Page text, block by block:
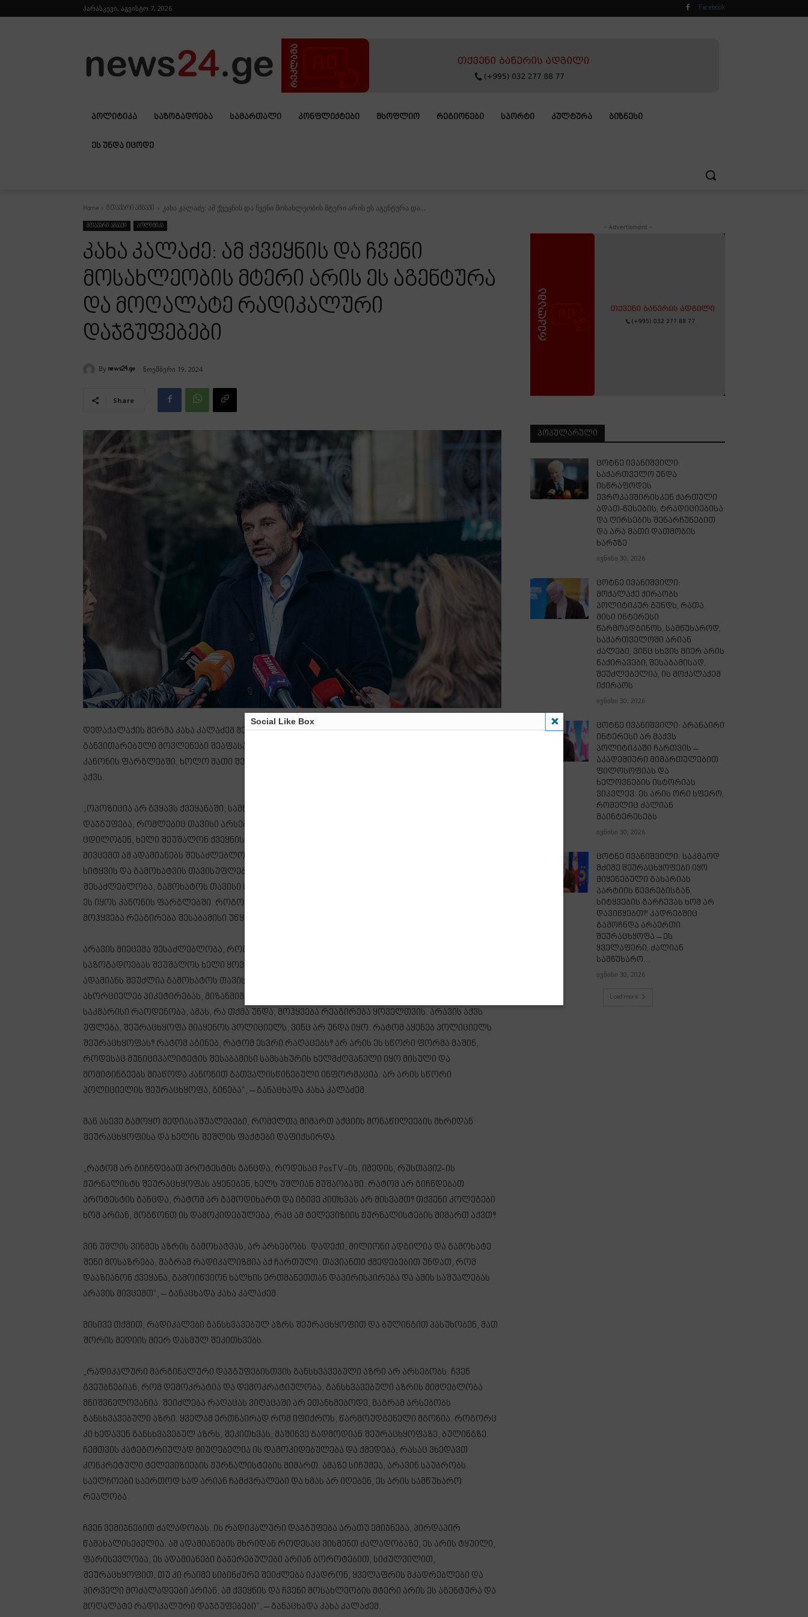
პარასკევი, აგვისტო 7, 2026 Facebook
ᲞᲝᲚᲘᲢᲘᲙᲐ ᲡᲐᲖᲝᲒᲐᲓᲝᲔᲑᲐ ᲡᲐᲛᲐᲠᲗᲐᲚᲘ ᲙᲝᲜᲤᲚᲘᲥᲢᲔᲑᲘ ᲛᲡᲝᲤᲚᲘᲝ ᲠᲔᲒᲘᲝᲜᲔᲑᲘ ᲡᲞᲝᲠᲢᲘ ᲙᲣᲚᲢᲣᲠᲐ ᲑᲘᲖᲜᲔᲡᲘ
ᲔᲡ ᲣᲜᲓᲐ ᲘᲪᲝᲓᲔ
Home მთავარი ამბავი კახა კალაძე: ამ ქვეყნის და ჩვენი მოსახლეობის მტერი არის ეს აგენტურა და...
მთავარი ამბავი პოლიტიკა
კახა კალაძე: ამ ქვეყნის და ჩვენი
მოსახლეობის მტერი არის ეს აგენტურა
და მოღალატე რადიკალური
დაჯგუფებები
By news24.ge ნოემბერი 19, 2024
Share
დედაქალაქის მერმა კახა კალაძემ მედიასთან ჭავჭავაძისა და მელიქიშვილის გამზირებზე
განვითარებული მოვლენები შეაფასა და აღნიშნა, რომ სამართალდამცავები მოქმედებენ
კანონის ფარგლებში, ხოლო მათი შეურაცხყოფისა და კანონის დარღვევის უფლება არავის
აქვს.
„ოპოზიცია არ გვყავს ქვეყანაში, სამწუხაროდ. გვყავს რადიკალების და მარგინალების
დაჯგუფება, რომლებიც თავისი არსებობით ხელს უშლიან ქვეყნის განვითარებას. ყოველთვის
ცდილობენ, ხელი შეუშალონ ქვეყნის გაძლიერებას, ეკონომიკურ წინსვლას, თუმცა ჩვენ არ
მივცემთ ამ ადამიანებს შესაძლებლობას, ქვეყანა დააზიანონ. რაც შეეხება აქციებს, დღეს
სიტყვის და გამოხატვის თავისუფლება ქვეყანაში დაცულია. ნებისმიერ ადამიანს აქვს
შესაძლებლობა, გამოხატოს თავისი მოსაზრება სხვადასხვა ფორმით, მაგრამ მთავარი არის,
ეს იყოს კანონის ფარგლებში. როგორც კი ვნახავთ კანონის გადაცდომას, ამას, რა თქმა უნდა,
მოჰყვება რეაგირება შესაბამისი უწყებების მხრიდან.
არავის მიეცემა შესაძლებლობა, რომ ქვეყანაში დაარღვიოს კანონი, მოაწყოს პიკეტირება და
საზოგადოებას შეუშალოს ხელი ყოველდღიურ ცხოვრებაში. არსებობს კანონი და ნებისმიერ
ადამიანს შეუძლია გამოხატოს თავისი მოსაზრება. როდესაც შენ მიზანმიმართულად
ახორციელებ პიკეტირებას, მიზანმიმართულად კეტავ გზებს, მაშინ, როდესაც არ გყავს ხალხის
საკმარისი რაოდენობა, ამას, რა თქმა უნდა, მოჰყვება რეაგირება ყოველთვის. არავის აქვს
უფლება, შეურაცხყოფა მიაყენოს პოლიციელს, ვინც არ უნდა იყო. რატომ აყენებ პოლიციელს
შეურაცხყოფას? რატომ აგინებ, რატომ ესვრი რაღაცებს? არ არის ეს სწორი ფორმა მაშინ,
როდესაც მუნიციპალიტეტის შესაბამისი სამსახურის ხელმძღვანელი იყო მისული და
მომიტინგეებს მიაწოდა კანონით გათვალისწინებული ინფორმაცია. არ არის სწორი
პოლიციელის შეურაცხყოფა, გინება“, – განაცხადა კახა კალაძემ.
მან ასევე გამოყო მედიასაშუალებები, რომელთა მიმართ აქციის მონაწილეების მხრიდან
შეურაცხყოფისა და ხელის შეშლის ფაქტები დაფიქსირდა.
„რატომ არ გიჩნდებათ პროტესტის განცდა, როდესაც PosTV-ის, იმედის, რუსთავი2-ის
ჟურნალისტს შეურაცხყოფას აყენებენ, ხელს უშლიან მუშაობაში. რატომ არ გიჩნდებათ
პროტესტის განცდა, რატომ არ გამოდიხართ და იგივე კითხვას არ მისვამთ? თქვენი კოლეგები
ხომ არიან, მოგწონთ ის დამოკიდებულება, რაც ამ ტელევიზიის ჟურნალისტების მიმართ აქვთ?
ვინ უშლის ვინმეს აზრის გამოხატვას, არ არსებობს. დადექი, მილიონი ადგილია და გამოხატე
შენი მოსაზრება, მაგრამ რადიკალიზმია აქ ჩართული. თავიანთი ქმედებებით უნდათ, რომ
დააზიანონ ქვეყანა, გამოიწვიონ ხალხის ერთმანეთთან დაპირისპირება და ამის საშუალებას
არავის მივცემთ“, – განაცხადა კახა კალაძემ.
მისივე თქმით, რადიკალები განსხვავებულ აზრს შეურაცხყოფით და ბულინგით პასუხობენ, მათ
შორის მედიის მიერ დასმულ შეკითხვებს.
„რადიკალური მარგინალური დაჯგუფებისთვის განსხვავებული აზრი არ არსებობს. ჩვენ
გვეუბნებიან, რომ დემოკრატია და დემოკრატიულობა, განსხვავებული აზრის მიმღებლობა
მნიშვნელოვანია. შეიძლება რაღაცას ვიღაცაში არ ეთანხმებოდე, მაგრამ არსებობს
განსხვავებული აზრი. ყველამ ერთნაირად რომ იფიქროს, წარმოუდგენელი მგონია. როგორც
კი ხედავენ განსხვავებულ აზრს, შეკითხვას, მაშინვე გადმოდიან შეურაცხყოფაზე, ბულინგზე.
ჩემთვის კატეგორიულად მიუღებელია ის დამოკიდებულება და ქმედება, რასაც ვხედავთ
კონკრეტული ტელევიზიების ჟურნალისტების მიმართ. ამაზე სიჩუმეა, არავინ საუბრობს.
საელჩოები საერთოდ სად არიან ჩამძვრალები და ხმას არ იღებენ, ეს არის სამწუხარო
რეალობა.
ჩვენ ვემიჯნებით ძალადობას. ის რადიკალური დაჯგუფება არათუ ემიჯნება, პირდაპირ
წამახალისებელია. ამ ადამიანების მხრიდან როდესაც ვისმენთ ძალადობაზე, ეს არის ტყუილი,
ფარისევლობა, ეს ადამიანები გაჯერებულები არიან ბოროტებით, სიძულვილით,
შეურაცხყოფით, თუ კი რაიმე სიბინძურე შეიძლება იკადრონ, ყველაფრის მკადრებლები და
პირველი მოძალადეები არიან. ამ ქვეყნის და ჩვენი მოსახლეობის მტერი არის ეს აგენტურა და
მოღალატე რადიკალური დაჯგუფებები“, – განაცხადა კახა კალაძემ.
- Advertisment -
ᲞᲝᲞᲣᲚᲐᲠᲣᲚᲘ
ცოტნე ივანიშვილი:
საქართველო უნდა
ისწრაფოდეს
ევროკავშირისკენ ქართული
ადათ-წესების, ტრადიციებისა
და ღირსების შენარჩუნებით
და არა მათი დათმობის
ხარჯზე
ივნისი 30, 2026
ცოტნე ივანიშვილი:
მოქალაქე ქირაობს
პოლიტიკურ გუნდს, რათა
მისი ინტერესი
წარმოადგინოს, სამწუხაროდ,
საქართველოში არიან
ძალები, ვინც სხვის მიერ არის
ნაქირავები, შესაბამისად,
შეუძლებელია, ის მოქალაქემ
იქირაოს
ივნისი 30, 2026
ცოტნე ივანიშვილი: არანაირი
ინტერესი არ მაქვს
პოლიტიკაში ჩართვის –
აკადემიური მიმართულებით
ფილოსოფიას და
ხელოვნების ისტორიას
ვიკვლევ. ეს არის ორი სფერო,
რომელიც ძალიან
მაინტერესებს
ივნისი 30, 2026
ცოტნე ივანიშვილი: საკმაოდ
მძიმე შეურაცხყოფები იყო
მიყენებული გახარიას
პარტიის წევრებისგან,
სიტყვების გარჩევას ხომ არ
დავიწყებთ?! კადრებშიც
გამოჩნდა არაერთი
შეურაცხყოფა – ეს
ყველაფერი, ძალიან
სამწუხარო...
ივნისი 30, 2026
Load more
Social Like Box